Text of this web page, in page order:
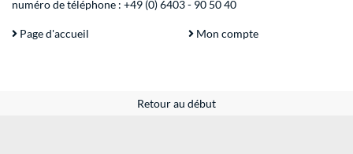
numéro de téléphone : +49 (0) 6403 - 90 50 40
Page d'accueil Mon compte
Retour au début